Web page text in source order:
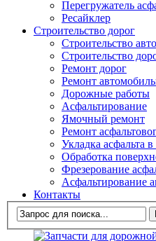
Перегружатель
Ресайклер
Строительство дорог
Строительство
Строительство
Ремонт дорог
Ремонт
Дорожные работы
Асфальтирование
Ямочный ремонт
Ремонт
Укладка асфальта
Обработка
Фрезерование
Асфальтирование
Контакты